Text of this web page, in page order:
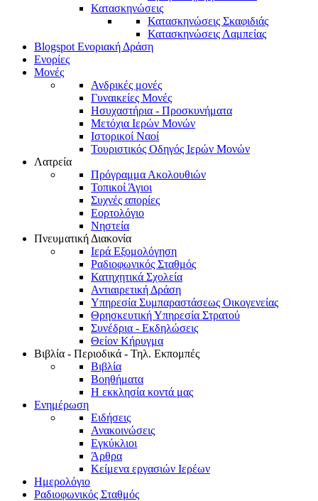
Κατασκηνώσεις
Κατασκηνώσεις Σκαφιδιάς
Κατασκηνώσεις Λαμπείας
Blogspot Ενοριακή Δράση
Ενορίες
Μονές
Ανδρικές μονές
Γυναικείες Μονές
Ησυχαστήρια - Προσκυνήματα
Μετόχια Ιερών Μονών
Ιστορικοί Ναοί
Τουριστικός Οδηγός Ιερών Μονών
Λατρεία
Πρόγραμμα Ακολουθιών
Τοπικοί Άγιοι
Συχνές απορίες
Εορτολόγιο
Νηστεία
Πνευματική Διακονία
Ιερά Εξομολόγηση
Ραδιοφωνικός Σταθμός
Κατηχητικά Σχολεία
Αντιαιρετική Δράση
Υπηρεσία Συμπαραστάσεως Οικογενείας
Θρησκευτική Υπηρεσία Στρατού
Συνέδρια - Εκδηλώσεις
Θείον Κήρυγμα
Βιβλία - Περιοδικά - Τηλ. Εκπομπές
Βιβλία
Βοηθήματα
Η εκκλησία κοντά μας
Ενημέρωση
Ειδήσεις
Ανακοινώσεις
Εγκύκλιοι
Άρθρα
Κείμενα εργασιών Ιερέων
Ημερολόγιο
Ραδιοφωνικός Σταθμός